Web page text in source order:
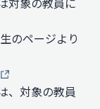
対象の教員に
のページより
、対象の教員